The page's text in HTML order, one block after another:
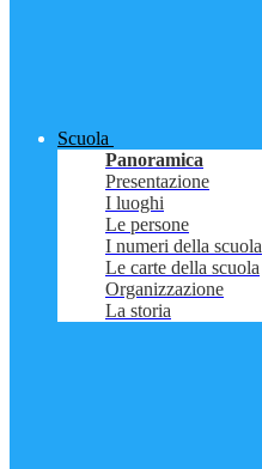
Scuola
Panoramica
Presentazione
I luoghi
Le persone
I numeri della scuola
Le carte della scuola
Organizzazione
La storia